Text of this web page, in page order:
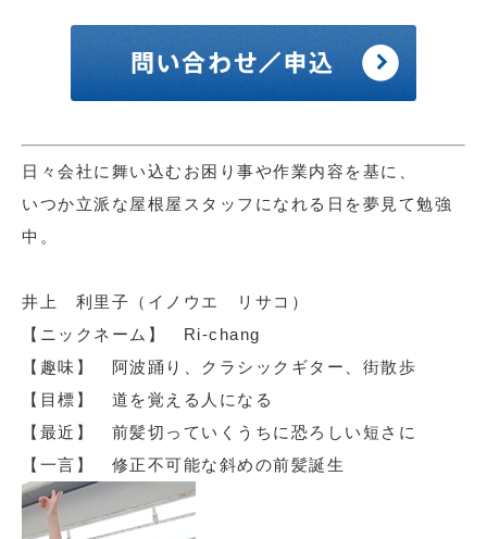
日々会社に舞い込むお困り事や作業内容を基に、
いつか立派な屋根屋スタッフになれる日を夢見て勉強
中。
井上 利里子（イノウエ リサコ）
【ニックネーム】 Ri-chang
【趣味】 阿波踊り、クラシックギター、街散歩
【目標】 道を覚える人になる
【最近】 前髪切っていくうちに恐ろしい短さに
【一言】 修正不可能な斜めの前髪誕生